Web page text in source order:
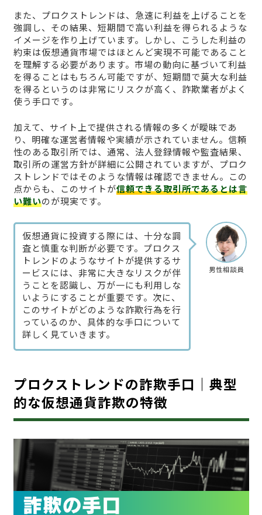
また、プロクストレンドは、急速に利益を上げることを
強調し、その結果、短期間で高い利益を得られるような
イメージを作り上げています。しかし、こうした利益の
約束は仮想通貨市場ではほとんど実現不可能であること
を理解する必要があります。市場の動向に基づいて利益
を得ることはもちろん可能ですが、短期間で莫大な利益
を得るというのは非常にリスクが高く、詐欺業者がよく
使う手口です。
加えて、サイト上で提供される情報の多くが曖昧であ
り、明確な運営者情報や実績が示されていません。信頼
性のある取引所では、通常、法人登録情報や監査結果、
取引所の運営方針が詳細に公開されていますが、プロク
ストレンドではそのような情報は確認できません。この
点からも、このサイトが信頼できる取引所であるとは言
い難いのが現実です。
男性相談員
仮想通貨に投資する際には、十分な調
査と慎重な判断が必要です。プロクス
トレンドのようなサイトが提供するサ
ービスには、非常に大きなリスクが伴
うことを認識し、万が一にも利用しな
いようにすることが重要です。次に、
このサイトがどのような詐欺行為を行
っているのか、具体的な手口について
詳しく見ていきます。
プロクストレンドの詐欺手口｜典型
的な仮想通貨詐欺の特徴